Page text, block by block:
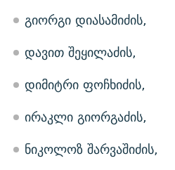
გიორგი დიასამიძის,
დავით შეყილაძის,
დიმიტრი ფოჩხიძის,
ირაკლი გიორგაძის,
ნიკოლოზ შარვაშიძის,